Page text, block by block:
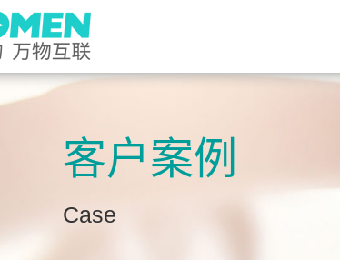
客户案例
Case